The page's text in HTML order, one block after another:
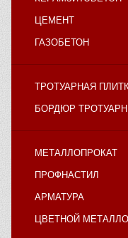
ЦЕМЕНТ
ГАЗОБЕТОН
ТРОТУАРНАЯ
БОРДЮР
МЕТАЛЛОПРОКАТ
ПРОФНАСТИЛ
АРМАТУРА
ЦВЕТНОЙ